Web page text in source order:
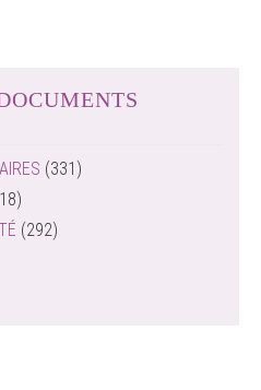
(331)
(292)